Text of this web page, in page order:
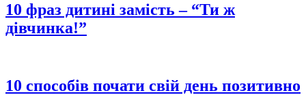
10 фраз дитині замість – “Ти ж
дівчинка!”
10 способів почати свій день позитивно